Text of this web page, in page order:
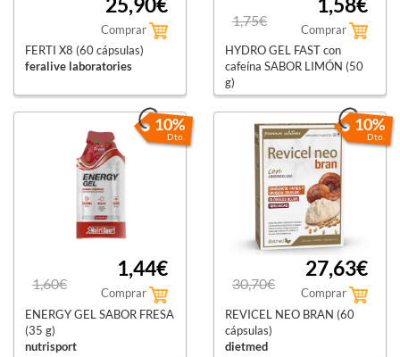
Comprar
FERTI X8 (60 cápsulas)
feralive laboratories
1,75€
Comprar
HYDRO GEL FAST con
cafeína SABOR LIMÓN (50
g)
fullgas sport nutrition
10%
Dto.
1,60€
1,44€
Comprar
ENERGY GEL SABOR FRESA
(35 g)
nutrisport
10%
Dto.
30,70€
27,63€
Comprar
REVICEL NEO BRAN (60
cápsulas)
dietmed